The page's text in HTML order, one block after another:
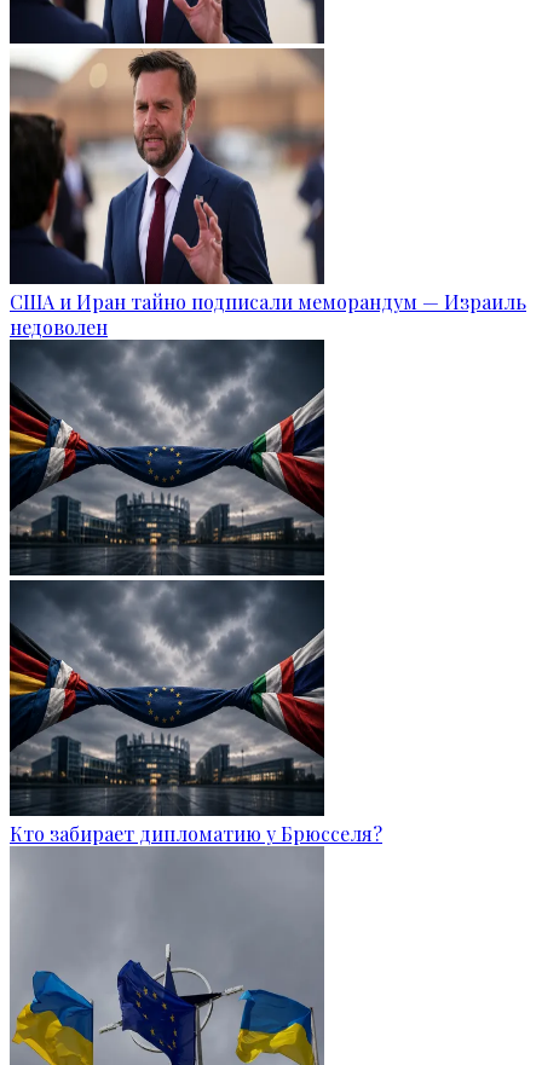
США и Иран тайно подписали меморандум — Израиль
недоволен
Кто забирает дипломатию у Брюсселя?